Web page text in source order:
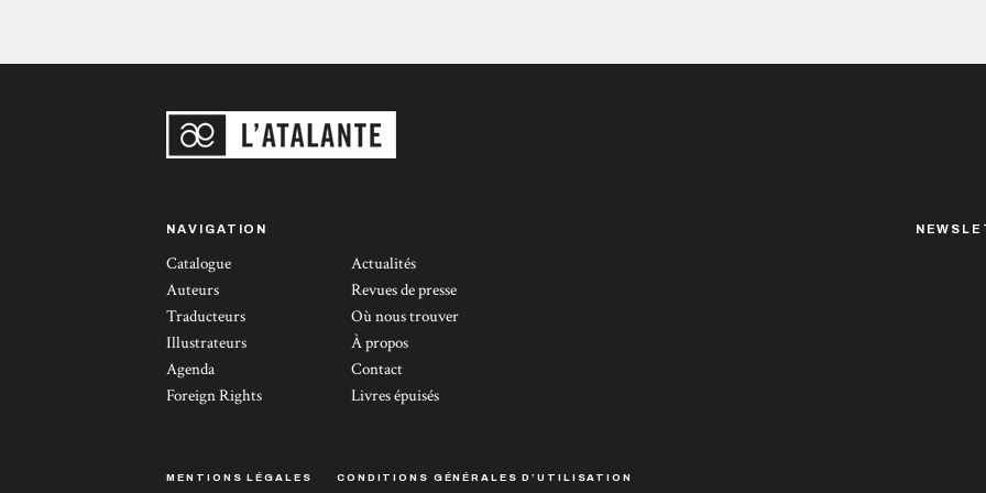
NAVIGATION
Catalogue
Auteurs
Traducteurs
Illustrateurs
Agenda
Foreign Rights
Actualités
Revues de presse
Où nous trouver
À propos
Contact
Livres épuisés
MENTIONS LÉGALES CONDITIONS GÉNÉRALES D’UTILISATION